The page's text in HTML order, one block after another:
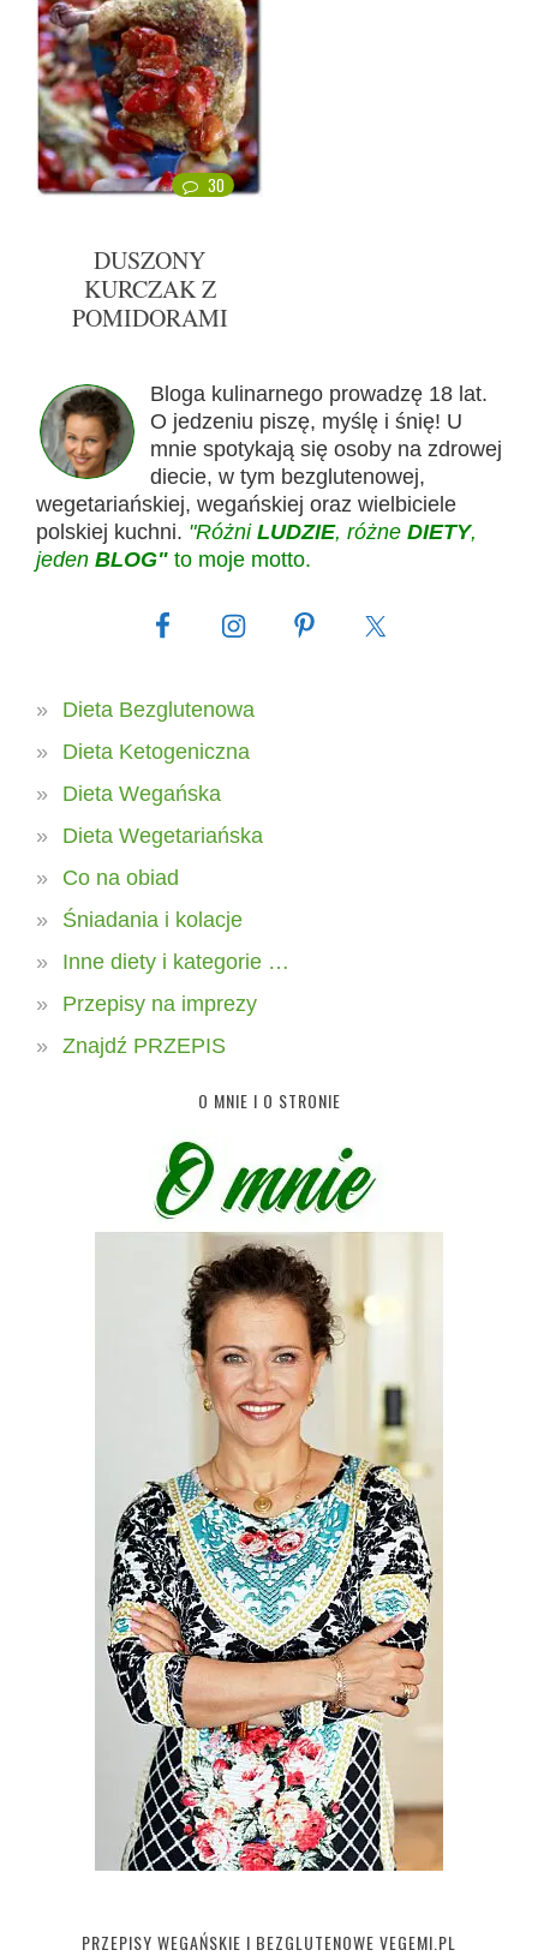
30
DUSZONY
KURCZAK Z
POMIDORAMI
Bloga kulinarnego prowadzę 18 lat.
O jedzeniu piszę, myślę i śnię! U
mnie spotykają się osoby na zdrowej
diecie, w tym bezglutenowej,
wegetariańskiej, wegańskiej oraz wielbiciele
polskiej kuchni. "Różni LUDZIE, różne DIETY,
jeden BLOG" to moje motto.
Dieta Bezglutenowa
Dieta Ketogeniczna
Dieta Wegańska
Dieta Wegetariańska
Co na obiad
Śniadania i kolacje
Inne diety i kategorie …
Przepisy na imprezy
Znajdź PRZEPIS
O MNIE I O STRONIE
PRZEPISY WEGAŃSKIE I BEZGLUTENOWE VEGEMI.PL